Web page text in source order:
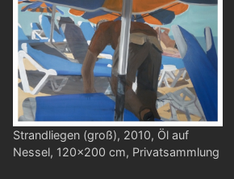
Strandliegen (groß), 2010, Öl auf
Nessel, 120x200 cm, Privatsammlung